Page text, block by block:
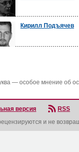
Кирилл Подъячев
— особое мнение об
версия
RSS
и не